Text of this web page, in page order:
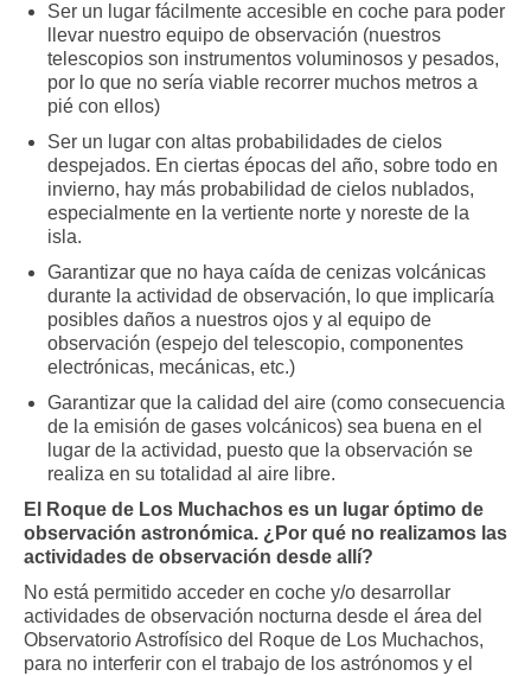
Ser un lugar fácilmente accesible en coche para poder
llevar nuestro equipo de observación (nuestros
telescopios son instrumentos voluminosos y pesados,
por lo que no sería viable recorrer muchos metros a
pié con ellos)
Ser un lugar con altas probabilidades de cielos
despejados. En ciertas épocas del año, sobre todo en
invierno, hay más probabilidad de cielos nublados,
especialmente en la vertiente norte y noreste de la
isla.
Garantizar que no haya caída de cenizas volcánicas
durante la actividad de observación, lo que implicaría
posibles daños a nuestros ojos y al equipo de
observación (espejo del telescopio, componentes
electrónicas, mecánicas, etc.)
Garantizar que la calidad del aire (como consecuencia
de la emisión de gases volcánicos) sea buena en el
lugar de la actividad, puesto que la observación se
realiza en su totalidad al aire libre.
El Roque de Los Muchachos es un lugar óptimo de
observación astronómica. ¿Por qué no realizamos las
actividades de observación desde allí?
No está permitido acceder en coche y/o desarrollar
actividades de observación nocturna desde el área del
Observatorio Astrofísico del Roque de Los Muchachos,
para no interferir con el trabajo de los astrónomos y el